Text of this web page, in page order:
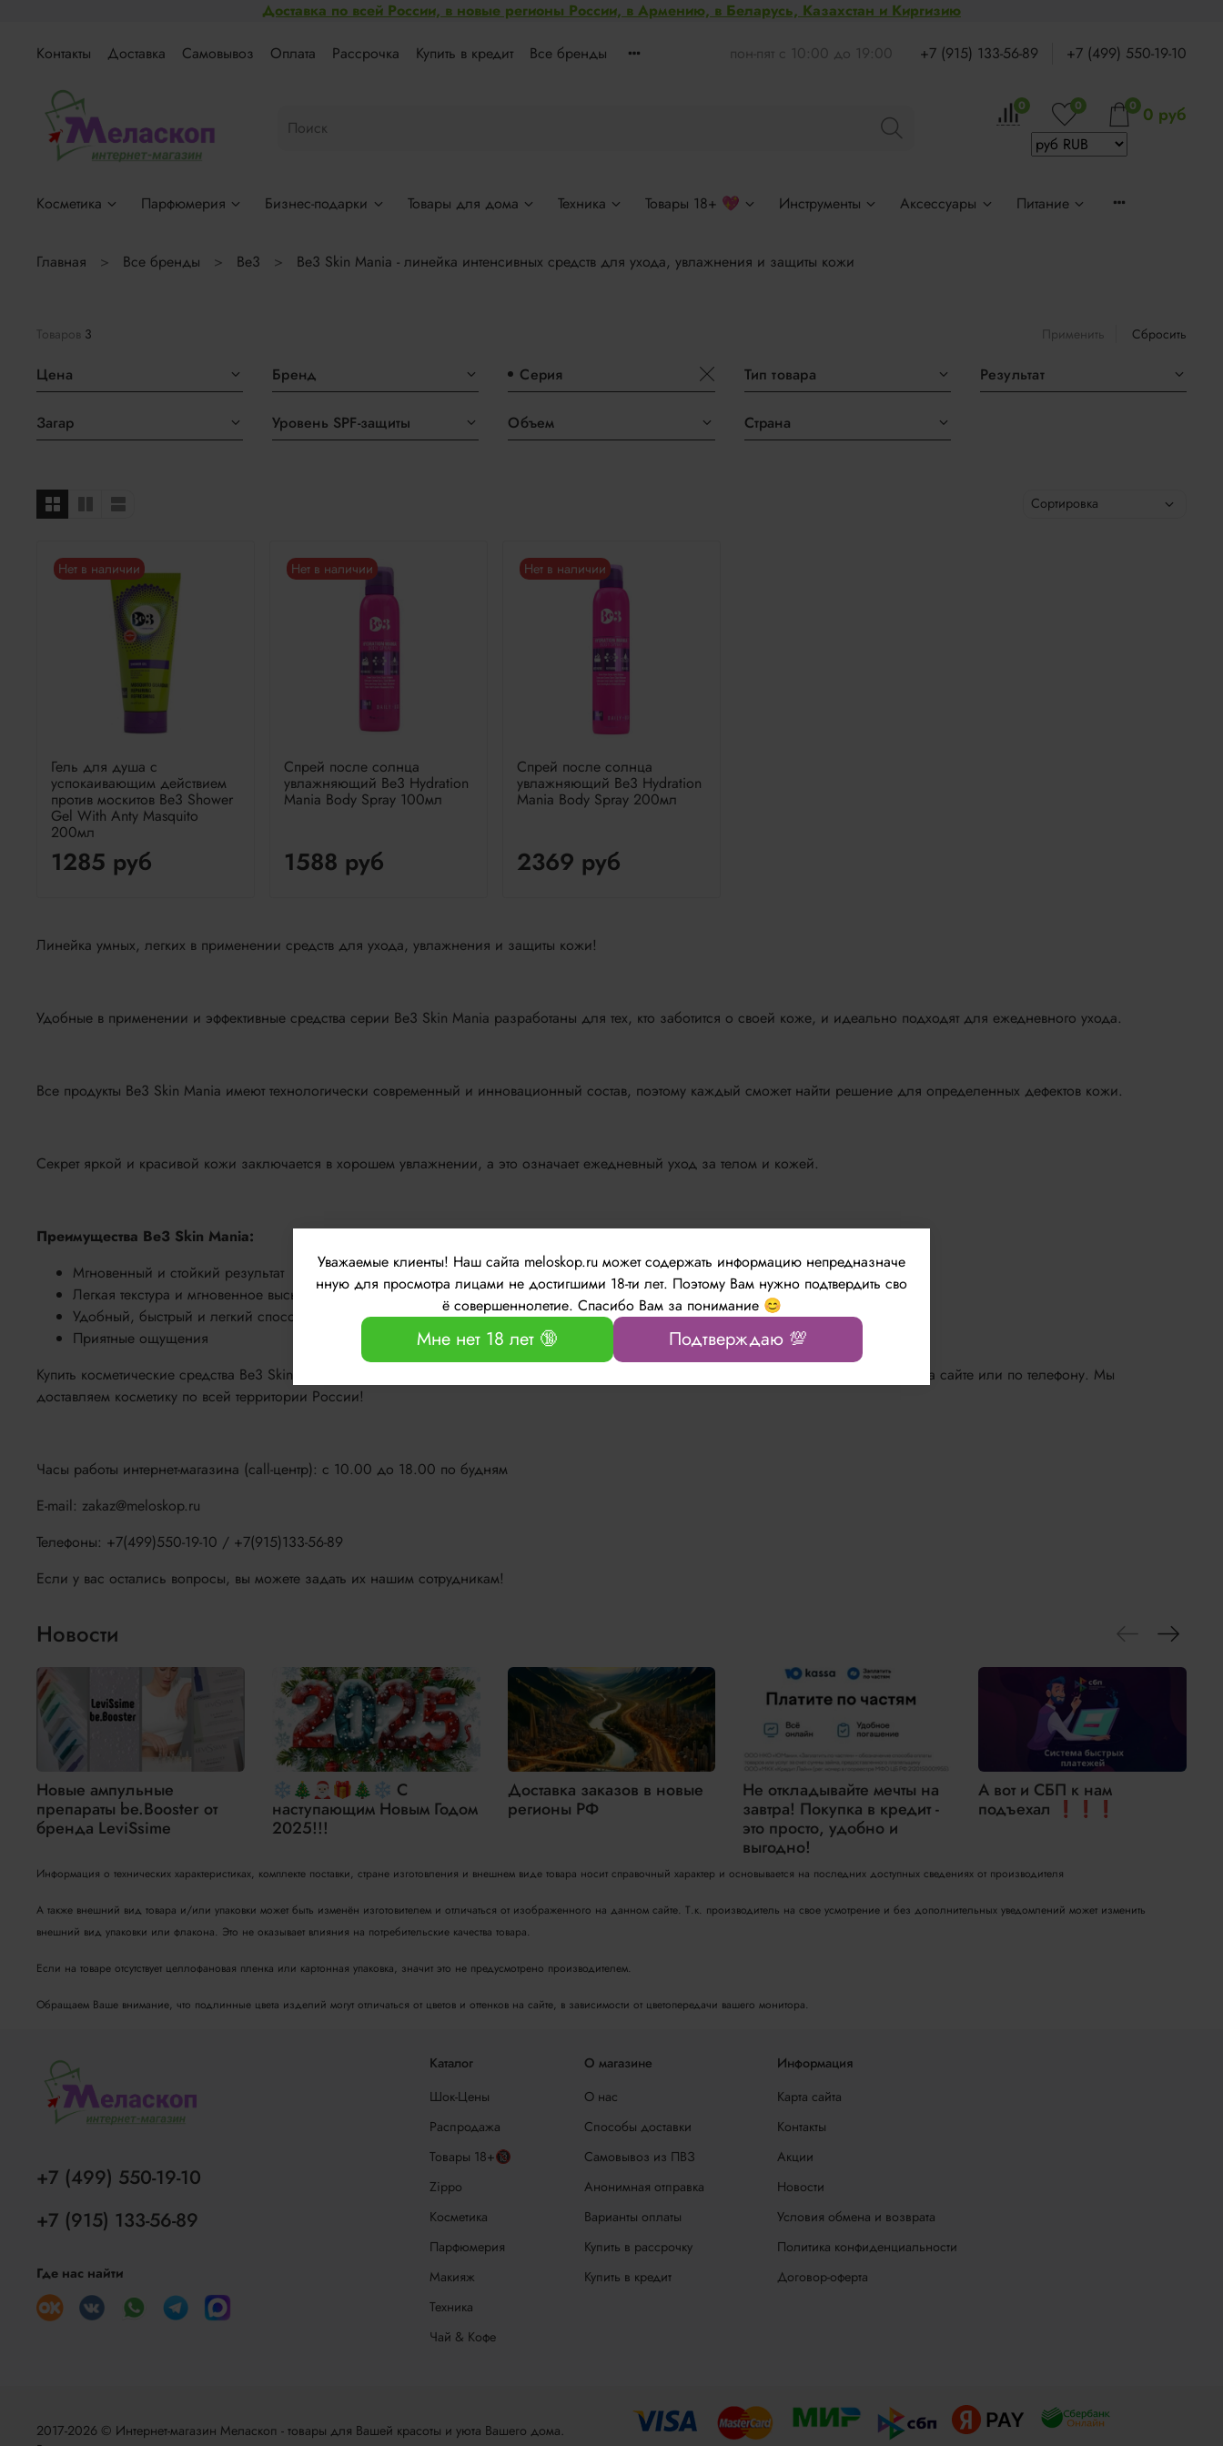
Доставка по всей России, в новые регионы России, в Армению, в Беларусь, Казахстан и Киргизию
Контакты Доставка Самовывоз Оплата Рассрочка Купить в кредит Все бренды пон-пят с 10:00 до 19:00 +7 (915) 133-56-89 +7 (499) 550-19-10
0 0 0 0 руб
Косметика Парфюмерия Бизнес-подарки Товары для дома Техника Товары 18+ 💖 Инструменты Аксессуары Питание
Главная Все бренды Be3 Be3 Skin Mania - линейка интенсивных средств для ухода, увлажнения и защиты кожи
Товаров 3 Применить Сбросить
Цена Бренд Серия Тип товара Результат
Загар Уровень SPF-защиты Объем Страна
Нет в наличии
Гель для душа с
успокаивающим действием
против москитов Be3 Shower
Gel With Anty Masquito
200мл
1285 руб
Нет в наличии
Спрей после солнца
увлажняющий Be3 Hydration
Mania Body Spray 100мл
1588 руб
Нет в наличии
Спрей после солнца
увлажняющий Be3 Hydration
Mania Body Spray 200мл
2369 руб
Линейка умных, легких в применении средств для ухода, увлажнения и защиты кожи!
Удобные в применении и эффективные средства серии Be3 Skin Mania разработаны для тех, кто заботится о своей коже, и идеально подходят для ежедневного ухода.
Все продукты Be3 Skin Mania имеют технологически современный и инновационный состав, поэтому каждый сможет найти решение для определенных дефектов кожи.
Секрет яркой и красивой кожи заключается в хорошем увлажнении, а это означает ежедневный уход за телом и кожей.
Преимущества Be3 Skin Mania:
Мгновенный и стойкий результат
Легкая текстура и мгновенное высыхание
Удобный, быстрый и легкий способ нанесения всех продуктов линейки
Приятные ощущения
Купить косметические средства Be3 Skin Mania для ухода, увлажнения и защиты кожи можно в нашем интернет-магазине, сделав заказ на сайте или по телефону. Мы
доставляем косметику по всей территории России!
Часы работы интернет-магазина (call-центр): с 10.00 до 18.00 по будням
E-mail: zakaz@meloskop.ru
Телефоны: +7(499)550-19-10 / +7(915)133-56-89
Если у вас остались вопросы, вы можете задать их нашим сотрудникам!
Новости
Новые ампульные
препараты be.Booster от
бренда LeviSsime
❄🎄🎅🏻🎁🎄❄ С
наступающим Новым Годом
2025!!!
Доставка заказов в новые
регионы РФ
Не откладывайте мечты на
завтра! Покупка в кредит -
это просто, удобно и
выгодно!
А вот и СБП к нам
подъехал ❗❗❗
Информация о технических характеристиках, комплекте поставки, стране изготовления и внешнем виде товара носит справочный характер и основывается на последних доступных сведениях от производителя
А также внешний вид товара и/или упаковки может быть изменён изготовителем и отличаться от изображенного на данном сайте. Т.к. производитель на свое усмотрение и без дополнительных уведомлений может изменить
внешний вид упаковки или флакона. Это не оказывает влияния на потребительские качества товара.
Если на товаре отсутствует целлофановая пленка или картонная упаковка, значит это не предусмотрено производителем.
Обращаем Ваше внимание, что подлинные цвета изделий могут отличаться от цветов и оттенков на сайте, в зависимости от цветопередачи вашего монитора.
Каталог
Шок-Цены
Распродажа
Товары 18+🔞
Zippo
Косметика
Парфюмерия
Макияж
Техника
Чай & Кофе
О магазине
О нас
Способы доставки
Самовывоз из ПВЗ
Анонимная отправка
Варианты оплаты
Купить в рассрочку
Купить в кредит
Информация
Карта сайта
Контакты
Акции
Новости
Условия обмена и возврата
Политика конфиденциальности
Договор-оферта
+7 (499) 550-19-10
+7 (915) 133-56-89
Где нас найти
2017-2026 © Интернет-магазин Меласкоп - товары для Вашей красоты и уюта Вашего дома.
Уважаемые клиенты! Наш сайта meloskop.ru может содержать информацию непредназначе
нную для просмотра лицами не достигшими 18-ти лет. Поэтому Вам нужно подтвердить сво
ё совершеннолетие. Спасибо Вам за понимание 😊
Мне нет 18 лет 🔞 Подтверждаю 💯